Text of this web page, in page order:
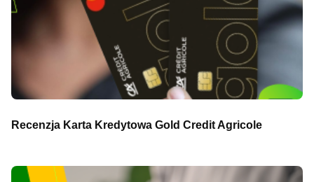
Recenzja Karta Kredytowa Gold Credit Agricole